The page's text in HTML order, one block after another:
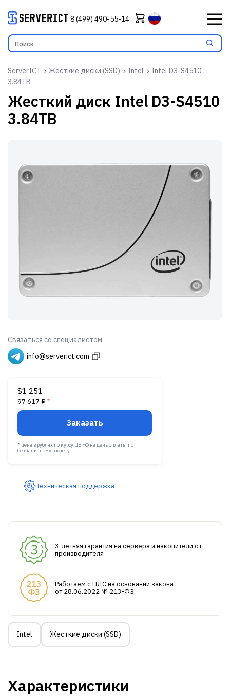
8 (499) 490-55-14
ServerICT Жесткие диски (SSD) Intel
Intel D3-S4510
3.84TB
Жесткий диск Intel D3-S4510
3.84TB
Связаться со специалистом:
info@serverict.com
$1 251
97 617 ₽ *
Заказать
* цена в рублях по курсу ЦБ РФ на день оплаты по
безналичному расчету.
Техническая поддержка
3-летняя гарантия на сервера и накопители от
производителя
Работаем с НДС на основании закона
от 28.06.2022 № 213-ФЗ
Intel Жесткие диски (SSD)
Характеристики